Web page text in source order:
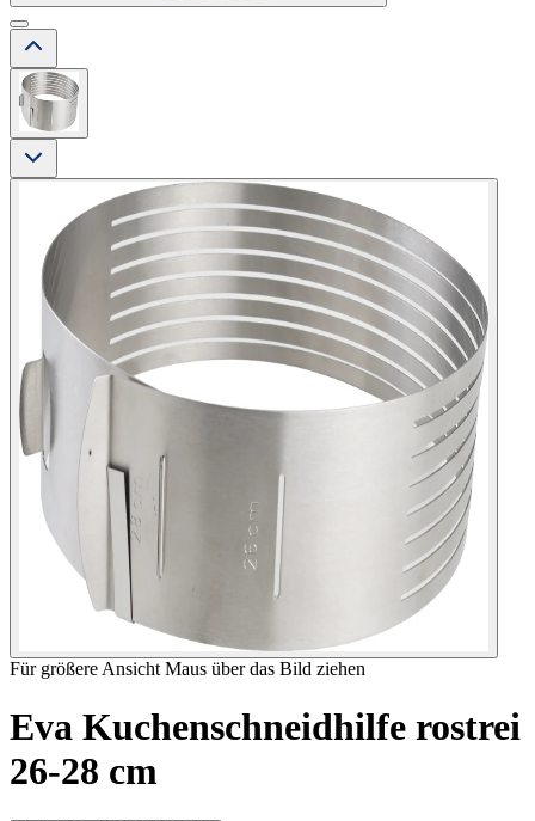
Für größere Ansicht Maus über das Bild ziehen
Eva Kuchenschneidhilfe rostrei
26-28 cm